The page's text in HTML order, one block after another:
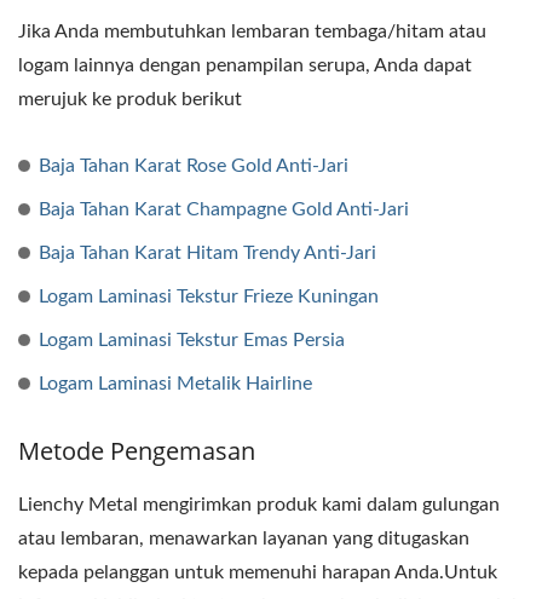
Jika Anda membutuhkan lembaran tembaga/hitam atau
logam lainnya dengan penampilan serupa, Anda dapat
merujuk ke produk berikut
Baja Tahan Karat Rose Gold Anti-Jari
Baja Tahan Karat Champagne Gold Anti-Jari
Baja Tahan Karat Hitam Trendy Anti-Jari
Logam Laminasi Tekstur Frieze Kuningan
Logam Laminasi Tekstur Emas Persia
Logam Laminasi Metalik Hairline
Metode Pengemasan
Lienchy Metal mengirimkan produk kami dalam gulungan
atau lembaran, menawarkan layanan yang ditugaskan
kepada pelanggan untuk memenuhi harapan Anda.Untuk